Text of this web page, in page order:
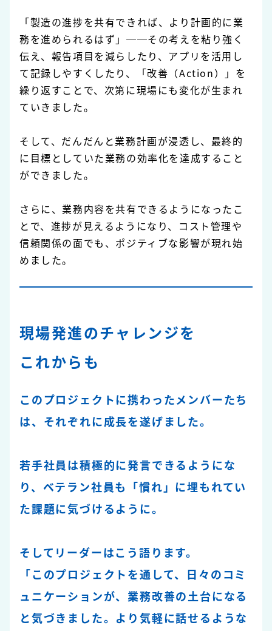
「製造の進捗を共有できれば、より計画的に業
務を進められるはず」──その考えを粘り強く
伝え、報告項目を減らしたり、アプリを活用し
て記録しやすくしたり、「改善（Action）」を
繰り返すことで、次第に現場にも変化が生まれ
ていきました。
そして、だんだんと業務計画が浸透し、最終的
に目標としていた業務の効率化を達成すること
ができました。
さらに、業務内容を共有できるようになったこ
とで、進捗が見えるようになり、コスト管理や
信頼関係の面でも、ポジティブな影響が現れ始
めました。
現場発進のチャレンジを
これからも
このプロジェクトに携わったメンバーたち
は、それぞれに成長を遂げました。
若手社員は積極的に発言できるようにな
り、ベテラン社員も「慣れ」に埋もれてい
た課題に気づけるように。
そしてリーダーはこう語ります。
「このプロジェクトを通して、日々のコミ
ュニケーションが、業務改善の土台になる
と気づきました。より気軽に話せるような